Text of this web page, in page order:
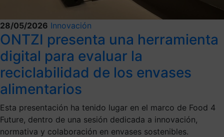
28/05/2026 Innovación
ONTZI presenta una herramienta
digital para evaluar la
reciclabilidad de los envases
alimentarios
Esta presentación ha tenido lugar en el marco de Food 4
Future, dentro de una sesión dedicada a innovación,
normativa y colaboración en envases sostenibles.